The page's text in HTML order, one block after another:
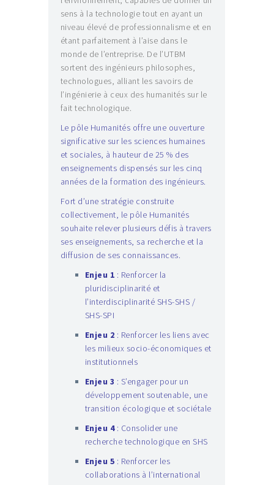
sens à la technologie tout en ayant un
niveau élevé de professionnalisme et en
étant parfaitement à l’aise dans le
monde de l’entreprise. De l’UTBM
sortent des ingénieurs philosophes,
technologues, alliant les savoirs de
l’ingénierie à ceux des humanités sur le
fait technologique.
Le pôle Humanités offre une ouverture
significative sur les sciences humaines
et sociales, à hauteur de 25 % des
enseignements dispensés sur les cinq
années de la formation des ingénieurs.
Fort d’une stratégie construite
collectivement, le pôle Humanités
souhaite relever plusieurs défis à travers
ses enseignements, sa recherche et la
diffusion de ses connaissances.
Enjeu 1 : Renforcer la
pluridisciplinarité et
l’interdisciplinarité SHS-SHS /
SHS-SPI
Enjeu 2 : Renforcer les liens avec
les milieux socio-économiques et
institutionnels
Enjeu 3 : S’engager pour un
développement soutenable, une
transition écologique et sociétale
Enjeu 4: Consolider une
recherche technologique en SHS
Enjeu 5 : Renforcer les
collaborations à l’international